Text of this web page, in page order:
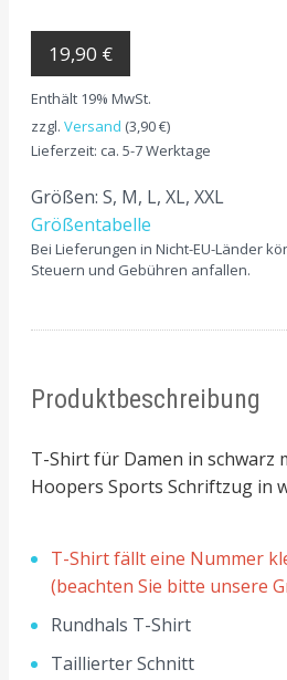
19,90 €
Enthält 19% MwSt.
zzgl. Versand (3,90 €)
Lieferzeit: ca. 5-7 Werktage
Größen: S, M, L, XL, XXL
Größentabelle
Bei Lieferungen in Nicht-EU-Länder
Steuern und Gebühren anfallen.
Produktbeschreibung
T-Shirt für Damen in schwarz
Hoopers Sports Schriftzug in
T-Shirt fällt eine Nummer
(beachten Sie bitte unsere
Rundhals T-Shirt
Taillierter Schnitt